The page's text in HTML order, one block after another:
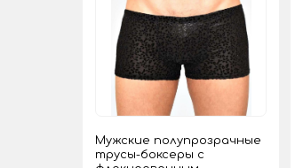
Мужские полупрозрачные
трусы-боксеры с